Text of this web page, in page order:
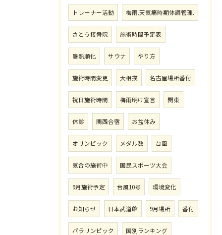
トレーナー活動 梅雨.天気痛時期体調管理.
さとう接骨院 施術時間予定表
暑熱順化 サウナ やり方
施術時間変更 大相撲 名古屋場所番付
祝日施術時間 梅雨明け宣言 関東
休診 関西合宿 お盆休み
オリンピック メダル数 台風
気合の施術中 国民スポーツ大会
9月施術予定 台風10号 環境変化
お知らせ 日本武道館 9月場所 番付
パラリンピック 国別ランキング